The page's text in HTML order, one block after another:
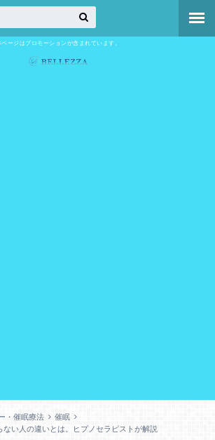
ページはプロモーションが含まれています。
・催眠療法
催眠
ない人の違いとは。ヒプノセラピストが解説